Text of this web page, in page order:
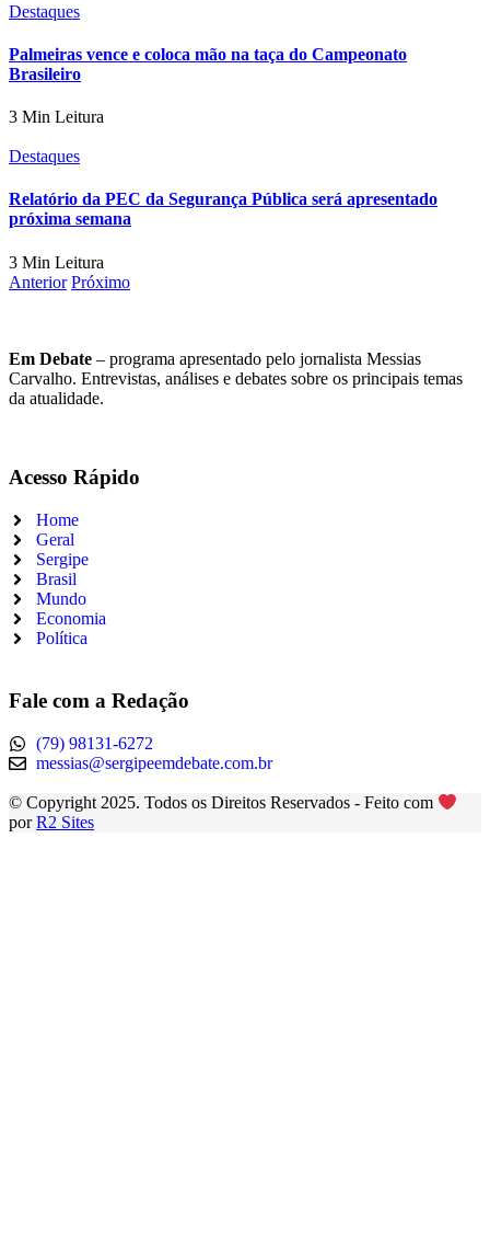
Destaques
Palmeiras vence e coloca mão na taça do Campeonato
Brasileiro
3 Min Leitura
Destaques
Relatório da PEC da Segurança Pública será apresentado
próxima semana
3 Min Leitura
Anterior Próximo
Em Debate – programa apresentado pelo jornalista Messias
Carvalho. Entrevistas, análises e debates sobre os principais temas
da atualidade.
Acesso Rápido
Home
Geral
Sergipe
Brasil
Mundo
Economia
Política
Fale com a Redação
(79) 98131-6272
messias@sergipeemdebate.com.br
© Copyright 2025. Todos os Direitos Reservados - Feito com
porR2 Sites